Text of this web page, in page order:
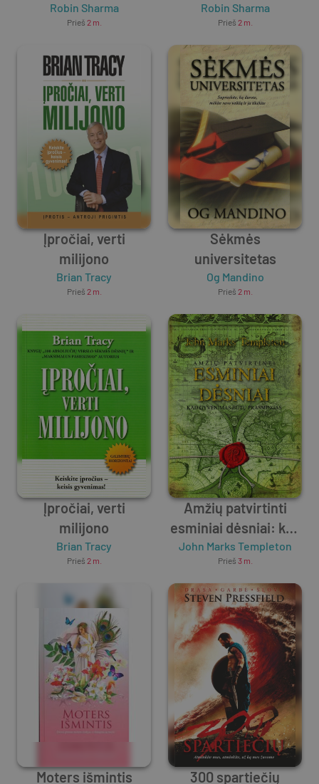
Robin Sharma
Prieš 2 m.
pardavė „Ferrarį“
Robin Sharma
Prieš 2 m.
Įpročiai, verti
milijono
Brian Tracy
Prieš 2 m.
Sėkmės
universitetas
Og Mandino
Prieš 2 m.
Įpročiai, verti
milijono
Brian Tracy
Prieš 2 m.
Amžių patvirtinti
esminiai dėsniai: kad
gyvenimas būtų
prasmingas
John Marks Templeton
Prieš 3 m.
Moters išmintis 300 spartiečių